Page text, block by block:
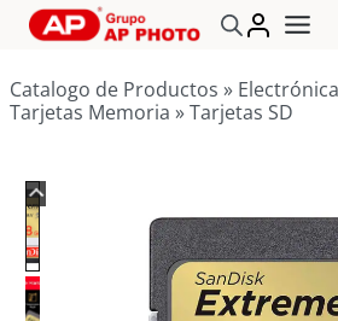
Saltar
Catalogo de Productos »
Tarjetas Memoria »Tarjetas SD